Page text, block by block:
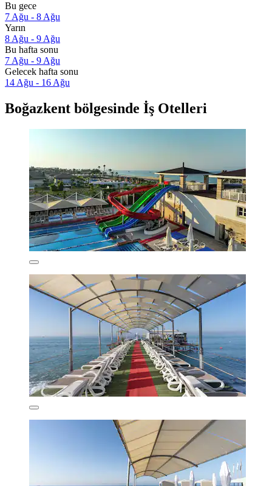
Bu gece
7 Ağu - 8 Ağu
Yarın
8 Ağu - 9 Ağu
Bu hafta sonu
7 Ağu - 9 Ağu
Gelecek hafta sonu
14 Ağu - 16 Ağu
Boğazkent bölgesinde İş Otelleri